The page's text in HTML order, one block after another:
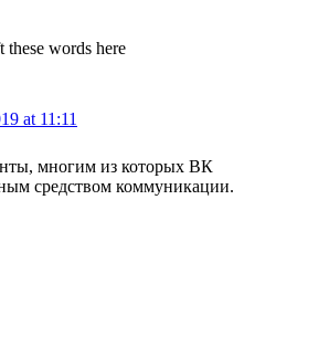
words here
at 11:11
многим из которых ВК
средством коммуникации.